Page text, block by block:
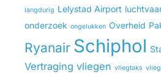
langdurig Lelystad Airport
onderzoek ongelukken Overheid
Ryanair Schiphol
Vertraging vliegen vliegtaks